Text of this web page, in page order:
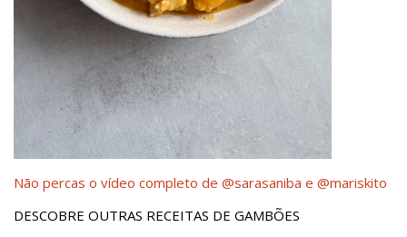
Não percas o vídeo completo de @sarasaniba e @mariskito
DESCOBRE OUTRAS RECEITAS DE GAMBÕES